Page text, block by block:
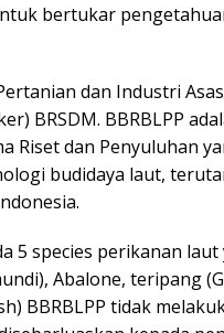
bertukar
dan Industri
BRSDM. BBRBLPP
Riset dan Penyuluhan
budidaya laut,
5 species perikanan
Abalone, teripang
BBRBLPP tidak